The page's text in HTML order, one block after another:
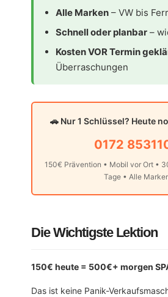
Alle Marken – VW bis
Schnell oder planbar –
Kosten VOR Termin
Überraschungen
🚗 Nur 1 Schlüssel? Heute
0172
150€ Prävention • Mobil vor Ort •
Tage • Alle
Die Wichtigste Lektion
150€ heute = 500€+ morgen
Das ist keine Panik-